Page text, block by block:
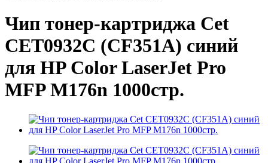
Чип тонер-картриджа Cet
CET0932C (CF351A) синий
для HP Color LaserJet Pro
MFP M176n 1000стр.